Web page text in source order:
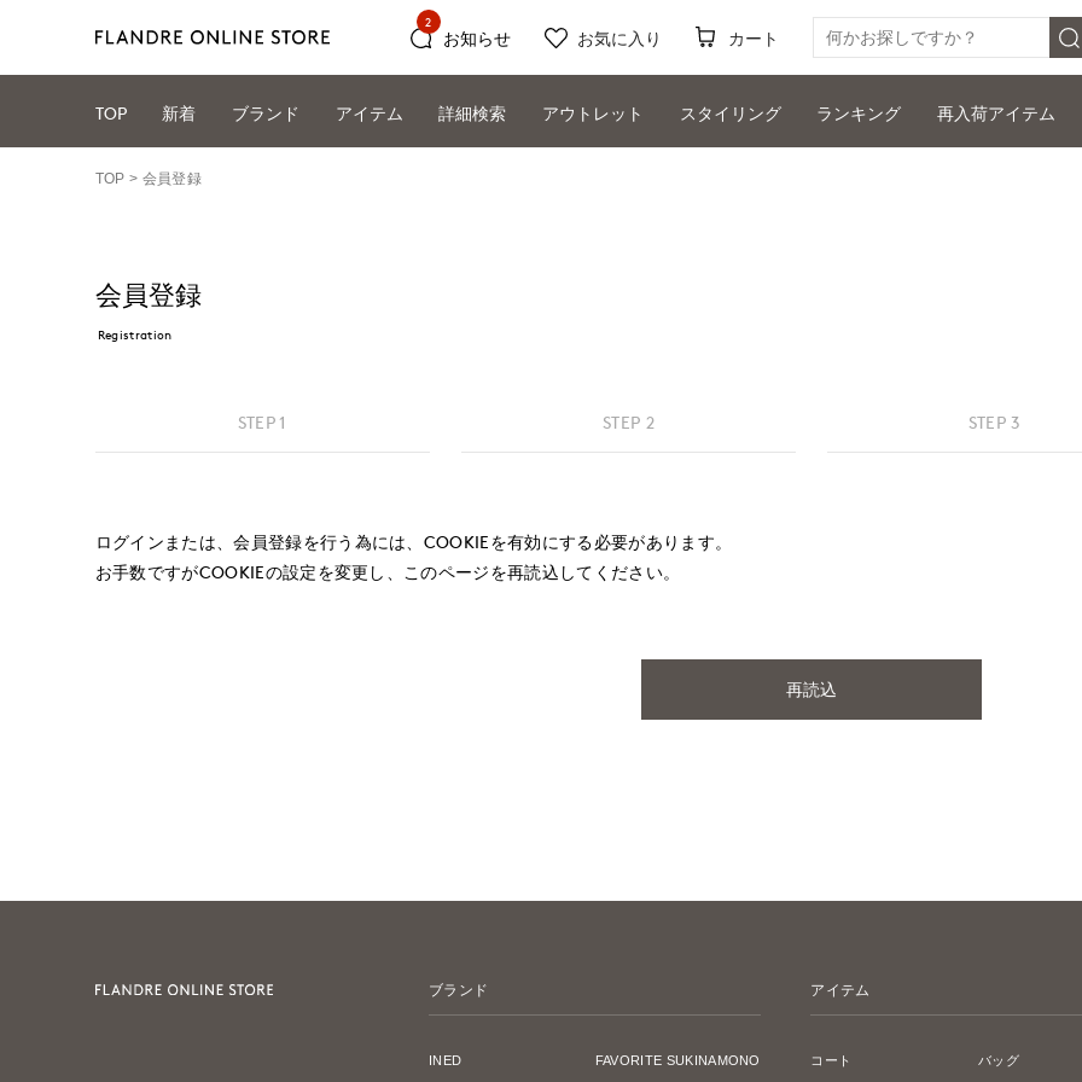
お知らせ
2
お気に入り カート
TOP 新着 ブランド アイテム 詳細検索 アウトレット スタイリング ランキング 再入荷アイテム
TOP 会員登録
会員登録
Registration
STEP 1 STEP 2 STEP 3
ログインまたは、会員登録を行う為には、COOKIEを有効にする必要があります。
お手数ですがCOOKIEの設定を変更し、このページを再読込してください。
再読込
ブランド
INED FAVORITE SUKINAMONO
アイテム
コート バッグ